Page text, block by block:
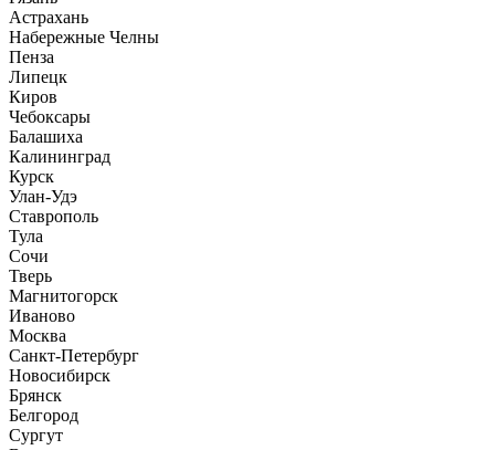
Астрахань
Набережные Челны
Пенза
Липецк
Киров
Чебоксары
Балашиха
Калининград
Курск
Улан-Удэ
Ставрополь
Тула
Сочи
Тверь
Магнитогорск
Иваново
Москва
Санкт-Петербург
Новосибирск
Брянск
Белгород
Сургут